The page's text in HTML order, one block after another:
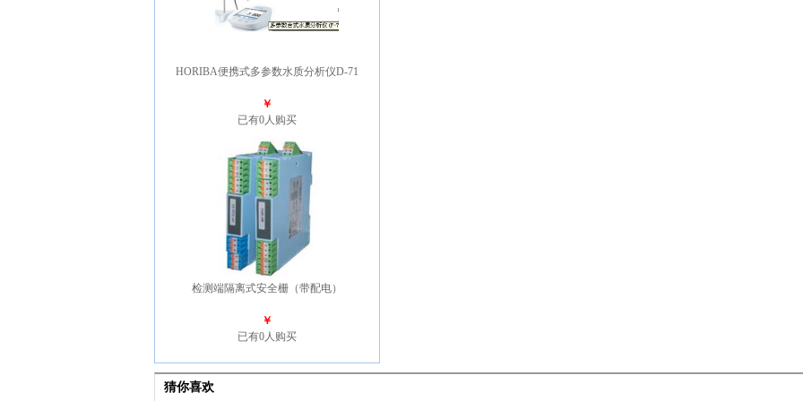
HORIBA便携式多参数水质分析仪D-71
￥
已有0人购买
检测端隔离式安全栅（带配电）
￥
已有0人购买
猜你喜欢